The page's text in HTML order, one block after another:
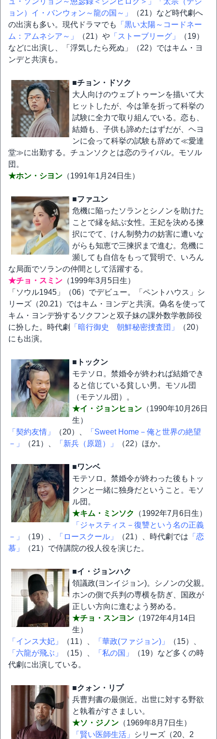
ョン）イ・バンウォン～龍の国～」
（21）など時代劇へ
の出演も多い。現代ドラマでも
「黒い太陽～コードネー
ム：アムネシア～」
（21）や 「ストーブリーグ」
（19）
などに出演し、「浮気したら死ぬ」（22）ではキム・ヨ
ンデと共演も。
■チョン・ドソク
大人向けのウェブトゥーンを描いて大
ヒットしたが、今は筆を折って科挙の
試験に全力で取り組んでいる。恋も、
結婚も、子供も諦めたはずだが、ヘヨ
ンに会って科挙の試験も辞めて≪愛達
堂≫に出勤する。チュンソクとは恋のライバル。モソル
団。
★ホン・シヨン （1991年1月24日生）
■ファユン
危機に陥ったソランとシノンを助けた
ことで縁を結ぶ女性。王妃を決める揀
択にでて、けん制勢力の妨害に遭いな
がらも知恵で三揀択まで進む。危機に
瀕しても自信をもって賢明で、いろん
な局面でソランの仲間として活躍する。
★チョ・スミン （1999年3月5日生）
「ソウル1945」（06）でデビュー。「ペントハウス」シ
リーズ（20.21）ではキム・ヨンデと共演。偽名を使って
キム・ヨンデ扮するソクフンと双子妹の課外数学教師役
に扮した。時代劇
「暗行御史 朝鮮秘密捜査団」
（20）
にも出演。
■トックン
モテソロ。禁婚令が終われば結婚でき
ると信じている貧しい男。モソル団
（モテソル団）。
★イ・ジョンヒョン （1990年10月26日
生）
「契約友情」
（20）、
「Sweet Home－俺と世界の絶望
－」
（21）、 「新兵（原題）」 （22）ほか。
■ワンベ
モテソロ。禁婚令が終わった後もトッ
クンと一緒に独身だということ。モソ
ル団。
★キム・ミンソク
（1992年7月6日生）
「ジャスティス－復讐という名の正義
－」
（19）、 「ロースクール」 （21）、時代劇では 「恋
慕」
（21）で侍講院の役人役を演じた。
■イ・ジョンハク
領議政(ヨンイジョン)。シノンの父親。
ホンの側で兵判の専横を防ぎ、国政が
正しい方向に進むよう努める。
★チョ・スンヨン （1972年4月14日
生）
「インス大妃」
（11）、 「華政(ファジョン)」
（15）、
「六龍が飛ぶ」
（15）、 「私の国」
（19）など多くの時
代劇に出演している。
■クォン・リプ
兵曹判書の最側近。出世に対する野欲
と執着がすさましい。
★ソ・ジノン （1969年8月7日生）
「賢い医師生活」
シリーズ（20、2